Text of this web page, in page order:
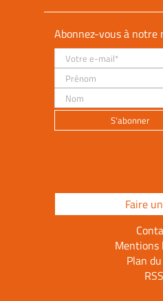
Abonnez-vous à notre
Faire
Mentions
Plan
RSS